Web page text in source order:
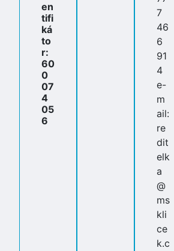
en
tifi
ká
to
r:
60
0
07
4
05
6
7
46
6
91
4
e-
m
ail:
re
dit
elk
a
@
ms
kli
ce
k.c